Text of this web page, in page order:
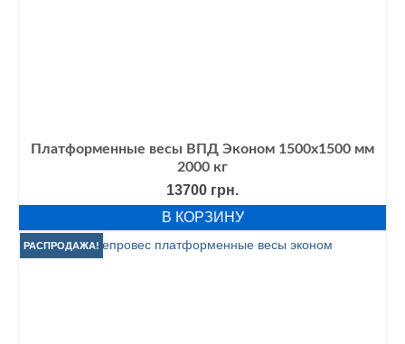
Платформенные весы ВПД Эконом 1500х1500 мм
2000 кг
13700 грн.
В КОРЗИНУ
РАСПРОДАЖА!